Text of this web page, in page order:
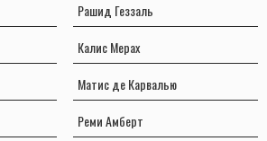
Рашид Геззаль
Калис Мерах
Матис де Карвалью
Реми Амберт